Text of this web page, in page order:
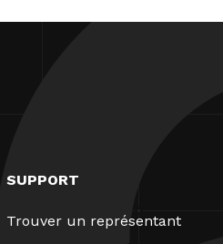
SUPPORT
Trouver un représentant